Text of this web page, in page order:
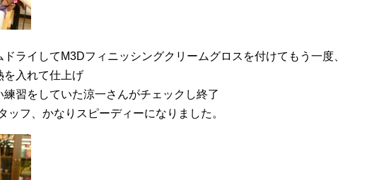
ライしてM3Dフィニッシングクリームグロスを付けてもう一度、
を入れて仕上げ
練習をしていた涼一さんがチェックし終了
ッフ、かなりスピーディーになりました。